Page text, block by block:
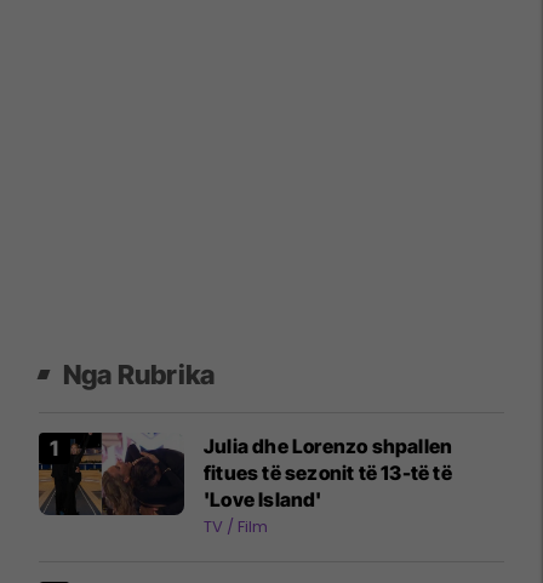
Nga Rubrika
Julia dhe Lorenzo shpallen
fitues të sezonit të 13-të të
'Love Island'
TV / Film